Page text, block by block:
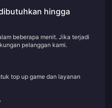
hingga
beberapa menit. Jika terjadi
pelanggan kami.
top up game dan layanan